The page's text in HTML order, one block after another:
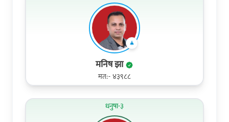
मनिष झा
मत:- ४३९८८
धनुषा-३